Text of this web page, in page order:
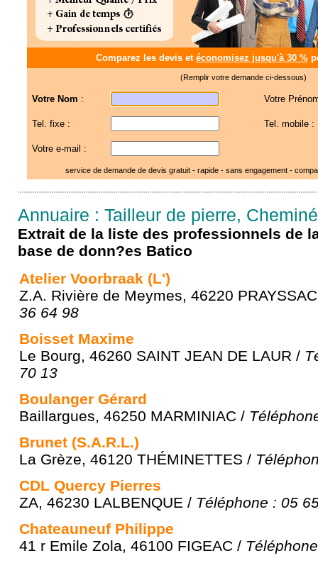
Comparez les devis et économisez jusqu'à 30 %
(Remplir votre demande ci-dessous)
Votre Nom : Votre
Tel. fixe : Tel. mobile :
Votre e-mail :
service de demande de devis gratuit - rapide - sans engagement -
Annuaire : Tailleur de pierre,
Extrait de la liste des professionnels de
base de donn?es Batico
Atelier Voorbraak (L')
Z.A. Rivière de Meymes, 46220
36 64 98
Boisset Maxime
Le Bourg, 46260 SAINT JEAN DE LAUR /
70 13
Boulanger Gérard
Baillargues, 46250 MARMINIAC /
Brunet (S.A.R.L.)
La Grèze, 46120 THÉMINETTES /
CDL Quercy Pierres
ZA, 46230 LALBENQUE / Téléphone : 05
Chateauneuf Philippe
41 r Emile Zola, 46100 FIGEAC /